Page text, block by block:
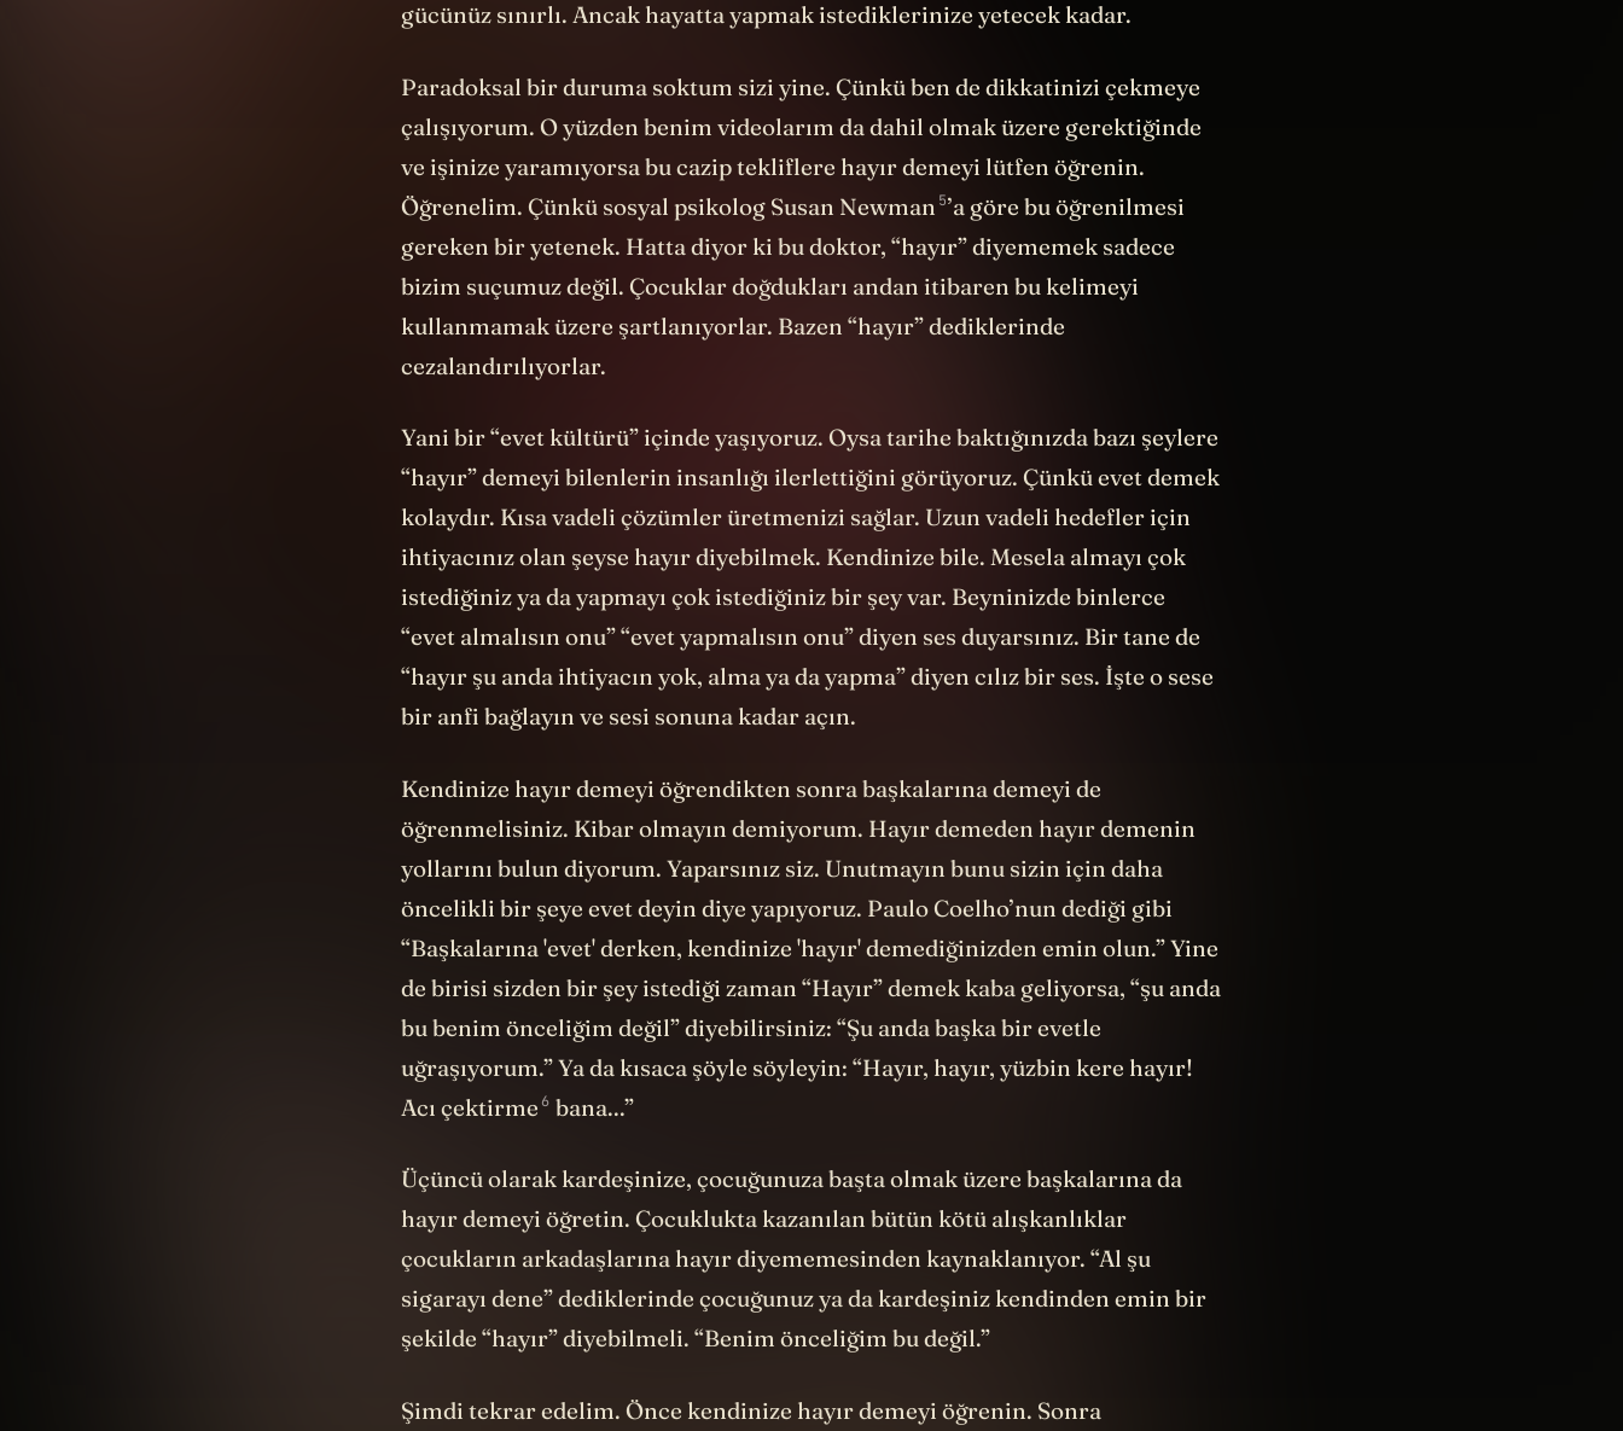
gücünüz sınırlı. Ancak hayatta yapmak istediklerinize yetecek kadar.
Paradoksal bir duruma soktum sizi yine. Çünkü ben de dikkatinizi çekmeye
çalışıyorum. O yüzden benim videolarım da dahil olmak üzere gerektiğinde
ve işinize yaramıyorsa bu cazip tekliflere hayır demeyi lütfen öğrenin.
Öğrenelim. Çünkü sosyal psikolog Susan Newman 5’a göre bu öğrenilmesi
gereken bir yetenek. Hatta diyor ki bu doktor, “hayır” diyememek sadece
bizim suçumuz değil. Çocuklar doğdukları andan itibaren bu kelimeyi
kullanmamak üzere şartlanıyorlar. Bazen “hayır” dediklerinde
cezalandırılıyorlar.
Yani bir “evet kültürü” içinde yaşıyoruz. Oysa tarihe baktığınızda bazı şeylere
“hayır” demeyi bilenlerin insanlığı ilerlettiğini görüyoruz. Çünkü evet demek
kolaydır. Kısa vadeli çözümler üretmenizi sağlar. Uzun vadeli hedefler için
ihtiyacınız olan şeyse hayır diyebilmek. Kendinize bile. Mesela almayı çok
istediğiniz ya da yapmayı çok istediğiniz bir şey var. Beyninizde binlerce
“evet almalısın onu” “evet yapmalısın onu” diyen ses duyarsınız. Bir tane de
“hayır şu anda ihtiyacın yok, alma ya da yapma” diyen cılız bir ses. İşte o sese
bir anfi bağlayın ve sesi sonuna kadar açın.
Kendinize hayır demeyi öğrendikten sonra başkalarına demeyi de
öğrenmelisiniz. Kibar olmayın demiyorum. Hayır demeden hayır demenin
yollarını bulun diyorum. Yaparsınız siz. Unutmayın bunu sizin için daha
öncelikli bir şeye evet deyin diye yapıyoruz. Paulo Coelho’nun dediği gibi
“Başkalarına 'evet' derken, kendinize 'hayır' demediğinizden emin olun.” Yine
de birisi sizden bir şey istediği zaman “Hayır” demek kaba geliyorsa, “şu anda
bu benim önceliğim değil” diyebilirsiniz: “Şu anda başka bir evetle
uğraşıyorum.” Ya da kısaca şöyle söyleyin: “Hayır, hayır, yüzbin kere hayır!
Acı çektirme 6 bana...”
Üçüncü olarak kardeşinize, çocuğunuza başta olmak üzere başkalarına da
hayır demeyi öğretin. Çocuklukta kazanılan bütün kötü alışkanlıklar
çocukların arkadaşlarına hayır diyememesinden kaynaklanıyor. “Al şu
sigarayı dene” dediklerinde çocuğunuz ya da kardeşiniz kendinden emin bir
şekilde “hayır” diyebilmeli. “Benim önceliğim bu değil.”
Şimdi tekrar edelim. Önce kendinize hayır demeyi öğrenin. Sonra